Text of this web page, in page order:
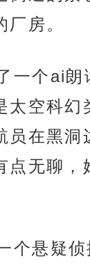
厂房。
一个ai朗
太空科幻
员在黑洞
点无聊，
个悬疑